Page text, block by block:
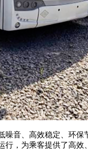
音、高效稳定、环
，为乘客提供了高效